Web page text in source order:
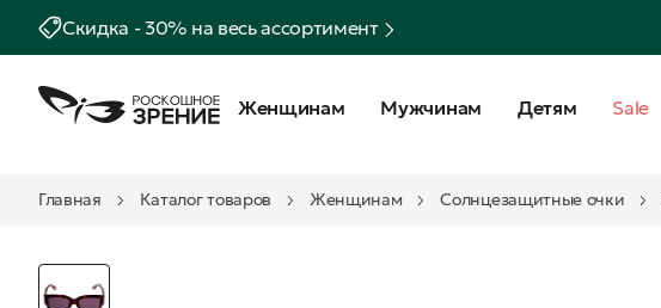
Скидка - 30% на весь ассортимент
Женщинам Мужчинам Детям Sale
Главная Каталог товаров Женщинам Солнцезащитные очки